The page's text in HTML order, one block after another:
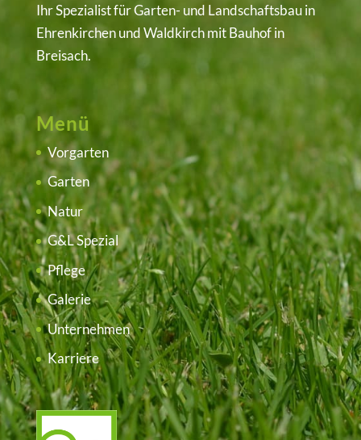
Ihr Spezialist für Garten- und Landschaftsbau in
EhrenkirchenundWaldkirchmit Bauhof in
Breisach.
Menü
Vorgarten
Garten
Natur
G&L Spezial
Pflege
Galerie
Unternehmen
Karriere